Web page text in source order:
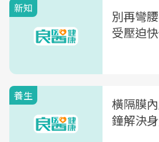
新知
別再彎
受壓迫
養生
橫隔膜
鐘解決